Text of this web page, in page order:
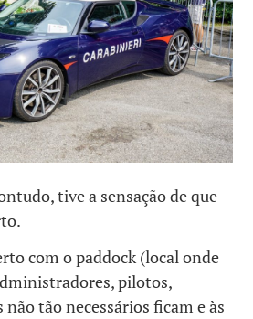
tive a sensação de que
com o paddock (local onde
pilotos,
tão necessários ficam e às